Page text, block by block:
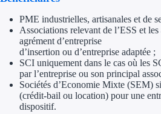
PME industrielles, artisanales et de
Associations relevant de l’ESS et
agrément d’entreprise
d’insertion ou d’entreprise adaptée ;
SCI uniquement dans le cas où les
par l’entreprise ou son principal
Sociétés d’Economie Mixte (SEM)
(crédit-bail ou location) pour une
dispositif.